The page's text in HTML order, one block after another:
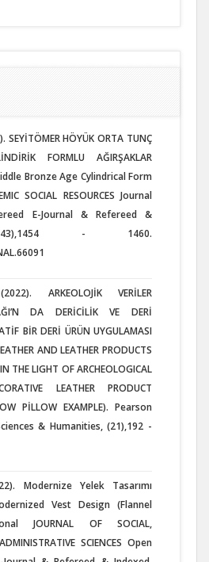
HÖYÜK ORTA TUNÇ
FORMLU AĞIRŞAKLAR
Bronze Age Cylindrical Form
SOCIAL RESOURCES Journal
E-Journal & Refereed &
- 1460.
ARKEOLOJİK VERİLER
DA DERİCİLİK VE DERİ
BİR DERİ ÜRÜN UYGULAMASI
AND LEATHER PRODUCTS
THE LIGHT OF ARCHEOLOGICAL
LEATHER PRODUCT
PİLLOW EXAMPLE). Pearson
& Humanities, (21),192 -
Modernize Yelek Tasarımı
Vest Design (Flannel
JOURNAL OF SOCIAL,
SCIENCES Open